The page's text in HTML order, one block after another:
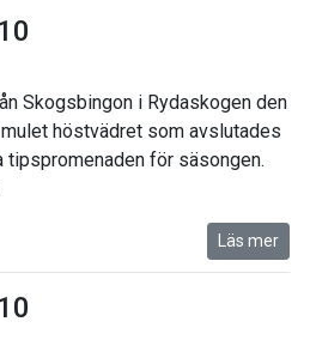
Skogsbingon i Rydaskogen den
höstvädret som avslutades
tipspromenaden för säsongen.
Läs mer